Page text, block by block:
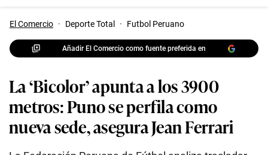
El Comercio · Deporte Total · Futbol Peruano
Añadir El Comercio como fuente preferida en
La ‘Bicolor’ apunta a los 3900
metros: Puno se perfila como
nueva sede, asegura Jean Ferrari